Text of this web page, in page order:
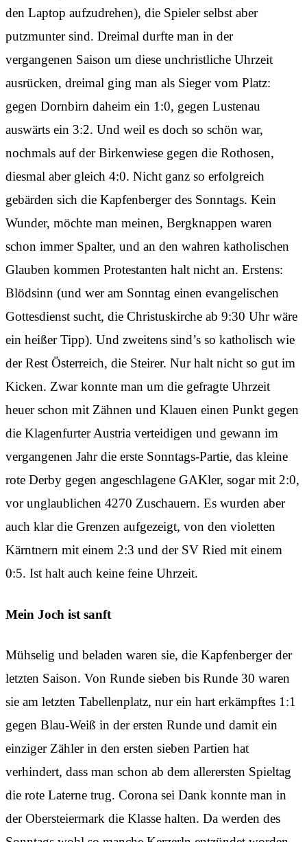
den Laptop aufzudrehen), die Spieler selbst aber
putzmunter sind. Dreimal durfte man in der
vergangenen Saison um diese unchristliche Uhrzeit
ausrücken, dreimal ging man als Sieger vom Platz:
gegen Dornbirn daheim ein 1:0, gegen Lustenau
auswärts ein 3:2. Und weil es doch so schön war,
nochmals auf der Birkenwiese gegen die Rothosen,
diesmal aber gleich 4:0. Nicht ganz so erfolgreich
gebärden sich die Kapfenberger des Sonntags. Kein
Wunder, möchte man meinen, Bergknappen waren
schon immer Spalter, und an den wahren katholischen
Glauben kommen Protestanten halt nicht an. Erstens:
Blödsinn (und wer am Sonntag einen evangelischen
Gottesdienst sucht, die Christuskirche ab 9:30 Uhr wäre
ein heißer Tipp). Und zweitens sind’s so katholisch wie
der Rest Österreich, die Steirer. Nur halt nicht so gut im
Kicken. Zwar konnte man um die gefragte Uhrzeit
heuer schon mit Zähnen und Klauen einen Punkt gegen
die Klagenfurter Austria verteidigen und gewann im
vergangenen Jahr die erste Sonntags-Partie, das kleine
rote Derby gegen angeschlagene GAKler, sogar mit 2:0,
vor unglaublichen 4270 Zuschauern. Es wurden aber
auch klar die Grenzen aufgezeigt, von den violetten
Kärntnern mit einem 2:3 und der SV Ried mit einem
0:5. Ist halt auch keine feine Uhrzeit.
Mein Joch ist sanft
Mühselig und beladen waren sie, die Kapfenberger der
letzten Saison. Von Runde sieben bis Runde 30 waren
sie am letzten Tabellenplatz, nur ein hart erkämpftes 1:1
gegen Blau-Weiß in der ersten Runde und damit ein
einziger Zähler in den ersten sieben Partien hat
verhindert, dass man schon ab dem allerersten Spieltag
die rote Laterne trug. Corona sei Dank konnte man in
der Obersteiermark die Klasse halten. Da werden des